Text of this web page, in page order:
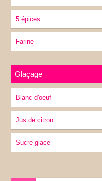
5 épices
Farine
Glaçage
Blanc d'oeuf
Jus de citron
sucre glace